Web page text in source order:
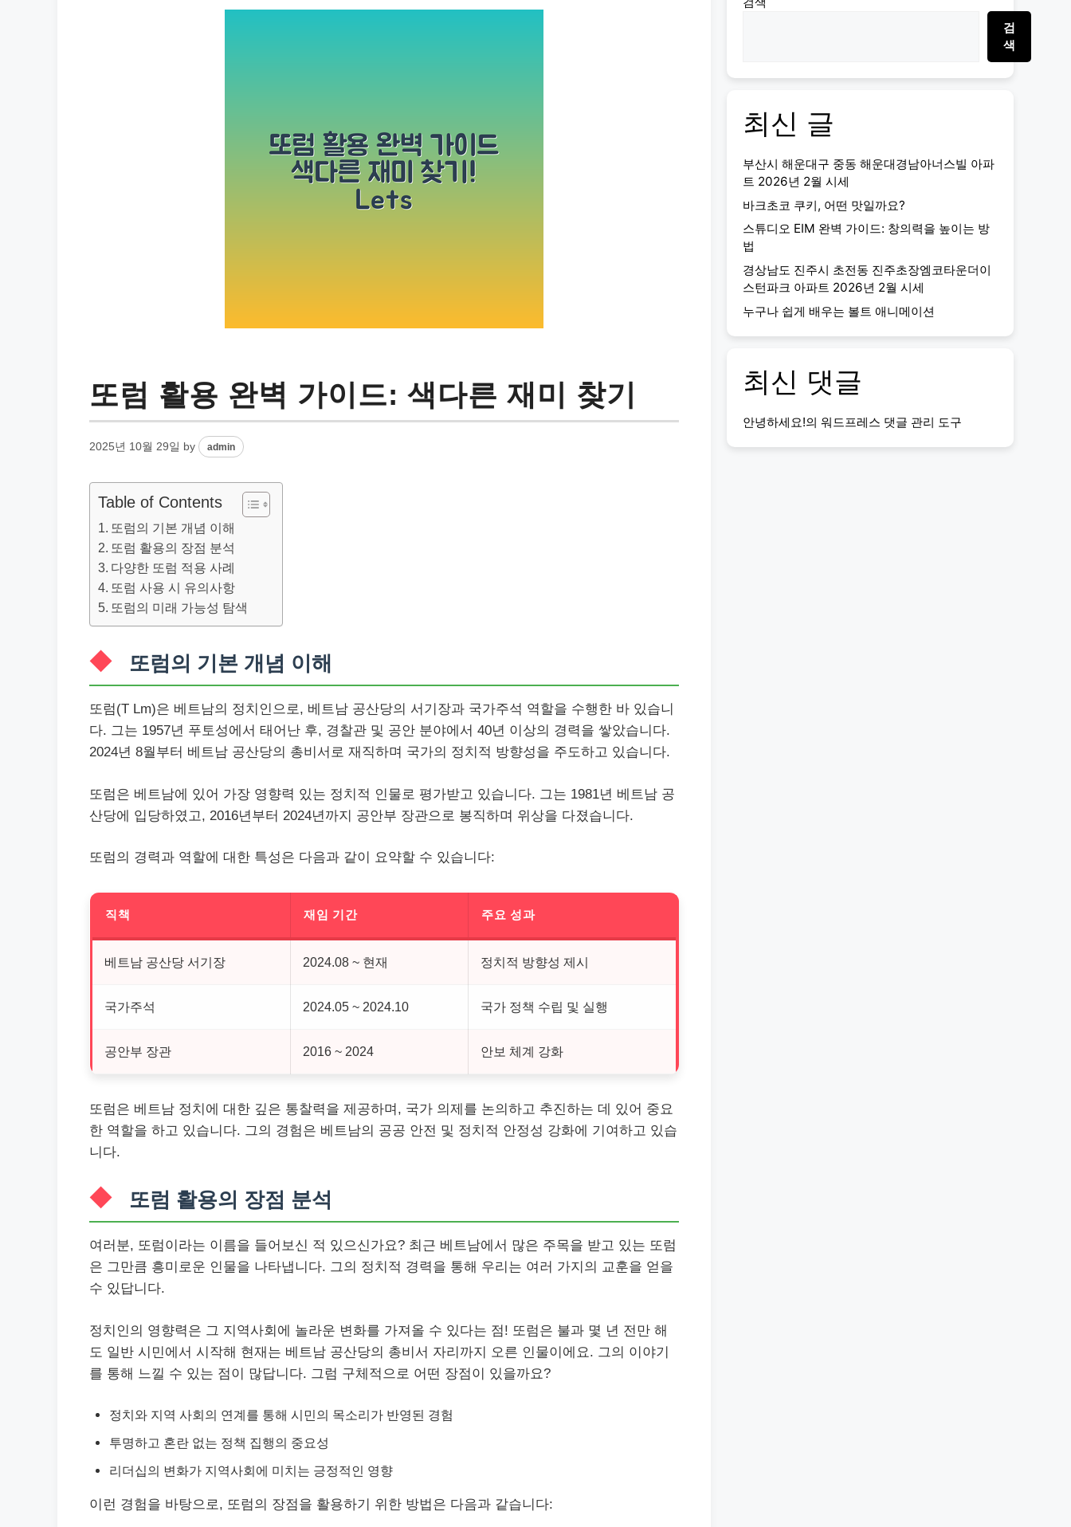
또럼 활용 완벽 가이드: 색다른 재미 찾기
2025년 10월 29일 by admin
Table of Contents
또럼의 기본 개념 이해
또럼 활용의 장점 분석
다양한 또럼 적용 사례
또럼 사용 시 유의사항
또럼의 미래 가능성 탐색
또럼의 기본 개념 이해
또럼(T Lm)은 베트남의 정치인으로, 베트남 공산당의 서기장과 국가주석 역할을 수행한 바 있습니
다. 그는 1957년 푸토성에서 태어난 후, 경찰관 및 공안 분야에서 40년 이상의 경력을 쌓았습니다.
2024년 8월부터 베트남 공산당의 총비서로 재직하며 국가의 정치적 방향성을 주도하고 있습니다.
또럼은 베트남에 있어 가장 영향력 있는 정치적 인물로 평가받고 있습니다. 그는 1981년 베트남 공
산당에 입당하였고, 2016년부터 2024년까지 공안부 장관으로 봉직하며 위상을 다졌습니다.
또럼의 경력과 역할에 대한 특성은 다음과 같이 요약할 수 있습니다:
직책 재임 기간 주요 성과
베트남 공산당 서기장 2024.08 ~ 현재 정치적 방향성 제시
국가주석 2024.05 ~ 2024.10 국가 정책 수립 및 실행
공안부 장관 2016 ~ 2024 안보 체계 강화
또럼은 베트남 정치에 대한 깊은 통찰력을 제공하며, 국가 의제를 논의하고 추진하는 데 있어 중요
한 역할을 하고 있습니다. 그의 경험은 베트남의 공공 안전 및 정치적 안정성 강화에 기여하고 있습
니다.
또럼 활용의 장점 분석
여러분, 또럼이라는 이름을 들어보신 적 있으신가요? 최근 베트남에서 많은 주목을 받고 있는 또럼
은 그만큼 흥미로운 인물을 나타냅니다. 그의 정치적 경력을 통해 우리는 여러 가지의 교훈을 얻을
수 있답니다.
정치인의 영향력은 그 지역사회에 놀라운 변화를 가져올 수 있다는 점! 또럼은 불과 몇 년 전만 해
도 일반 시민에서 시작해 현재는 베트남 공산당의 총비서 자리까지 오른 인물이에요. 그의 이야기
를 통해 느낄 수 있는 점이 많답니다. 그럼 구체적으로 어떤 장점이 있을까요?
정치와 지역 사회의 연계를 통해 시민의 목소리가 반영된 경험
투명하고 혼란 없는 정책 집행의 중요성
리더십의 변화가 지역사회에 미치는 긍정적인 영향
이런 경험을 바탕으로, 또럼의 장점을 활용하기 위한 방법은 다음과 같습니다:
검
색
최신 글
부산시 해운대구 중동 해운대경남아너스빌 아파
트 2026년 2월 시세
바크초코 쿠키, 어떤 맛일까요?
스튜디오 EIM 완벽 가이드: 창의력을 높이는 방
법
경상남도 진주시 초전동 진주초장엠코타운더이
스턴파크 아파트 2026년 2월 시세
누구나 쉽게 배우는 볼트 애니메이션
최신 댓글
안녕하세요!의 워드프레스 댓글 관리 도구